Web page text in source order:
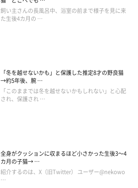
飼い主さんの長風呂中、浴室の前まで様子を見に来
た生後4カ月の …
「冬を越せないかも」と保護した推定8才の野良猫
→約5年後、腕 …
「このままでは冬を越せないかもしれない」と心配
され、保護され …
全身がクッションに収まるほど小さかった生後3～4
カ月の子猫→ …
紹介するのは、X（旧Twitter） ユーザー@nekowo
…